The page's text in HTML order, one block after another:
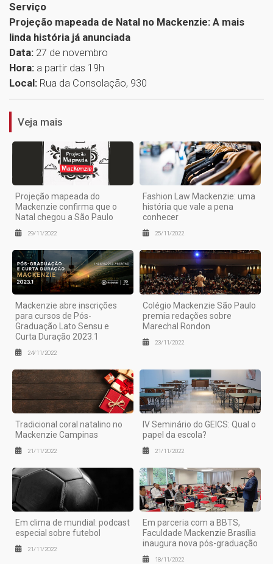
Serviço
Projeção mapeada de Natal no Mackenzie: A mais
linda história já anunciada
Data: 27 de novembro
Hora: a partir das 19h
Local: Rua da Consolação, 930
1
Veja mais
Projeção mapeada do
Mackenzie confirma que o
Natal chegou a São Paulo
29/11/2022
Fashion Law Mackenzie: uma
história que vale a pena
conhecer
25/11/2022
Mackenzie abre inscrições
para cursos de Pós-
Graduação Lato Sensu e
Curta Duração 2023.1
24/11/2022
Colégio Mackenzie São Paulo
premia redações sobre
Marechal Rondon
23/11/2022
Tradicional coral natalino no
Mackenzie Campinas
21/11/2022
IV Seminário do GEICS: Qual o
papel da escola?
21/11/2022
Em clima de mundial: podcast
especial sobre futebol
21/11/2022
Em parceria com a BBTS,
Faculdade Mackenzie Brasília
inaugura nova pós-graduação
18/11/2022